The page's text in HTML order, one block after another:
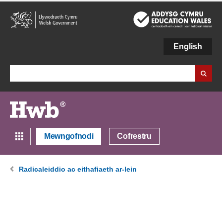
Neidio
i'r
prif
English
Mewngofnodi Cofrestru
Radicaleiddio ac eithafiaeth ar-lein